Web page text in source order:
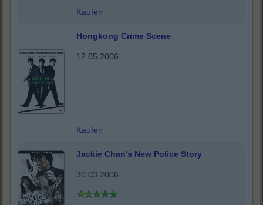
Kaufen
Hongkong Crime Scene
12.05.2006
Kaufen
Jackie Chan's New Police Story
30.03.2006